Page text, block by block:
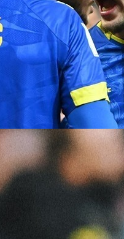
- Dinamo,